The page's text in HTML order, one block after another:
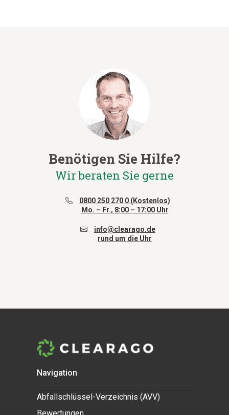
Benötigen Sie Hilfe?
Wir beraten Sie gerne
0800 250 270 0 (Kostenlos)
Mo. – Fr., 8:00 – 17:00 Uhr
info@clearago.de
rund um die Uhr
Navigation
Abfallschlüssel-Verzeichnis (AVV)